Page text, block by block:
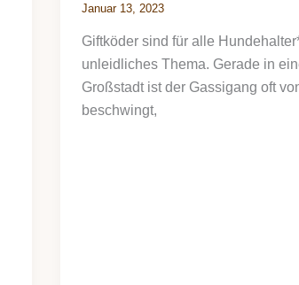
Januar 13, 2023
Giftköder sind für alle
unleidliches Thema. Gerade in
Großstadt ist der Gassigang oft
beschwingt,